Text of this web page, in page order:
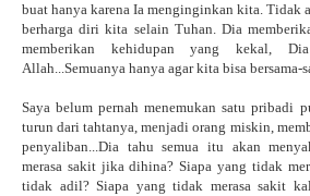
buat hanya karena Ia menginginkan kita. Tidak
berharga diri kita selain Tuhan. Dia
memberikan kehidupan yang kekal,
Allah...Semuanya hanya agar kita bisa bersama-
Saya belum pernah menemukan satu pribadi
turun dari tahtanya, menjadi orang miskin,
penyaliban...Dia tahu semua itu akan
merasa sakit jika dihina? Siapa yang tidak
tidak adil? Siapa yang tidak merasa sakit